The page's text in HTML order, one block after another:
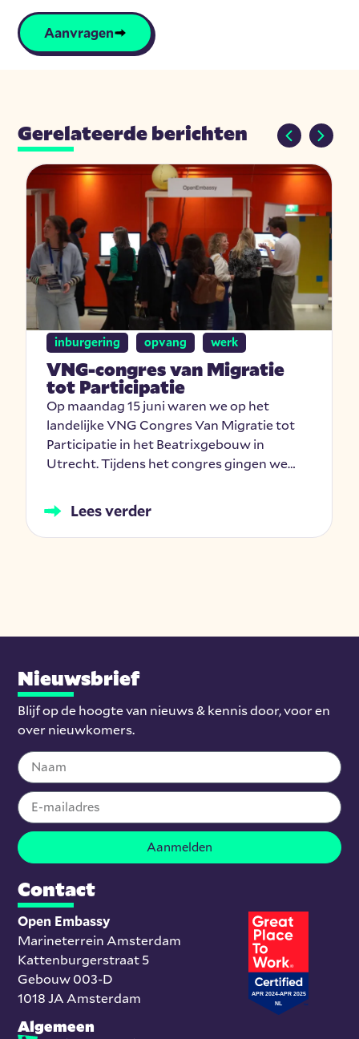
Aanvragen
Gerelateerde berichten
inburgering opvang werk
VNG-congres van Migratie
tot Participatie
Op maandag 15 juni waren we op het
landelijke VNG Congres Van Migratie tot
Participatie in het Beatrixgebouw in
Utrecht. Tijdens het congres gingen we…
Lees verder
Nieuwsbrief
Blijf op de hoogte van nieuws & kennis door, voor en
over nieuwkomers.
Aanmelden
Contact
Open Embassy
Marineterrein Amsterdam
Kattenburgerstraat 5
Gebouw 003-D
1018 JA Amsterdam
Algemeen